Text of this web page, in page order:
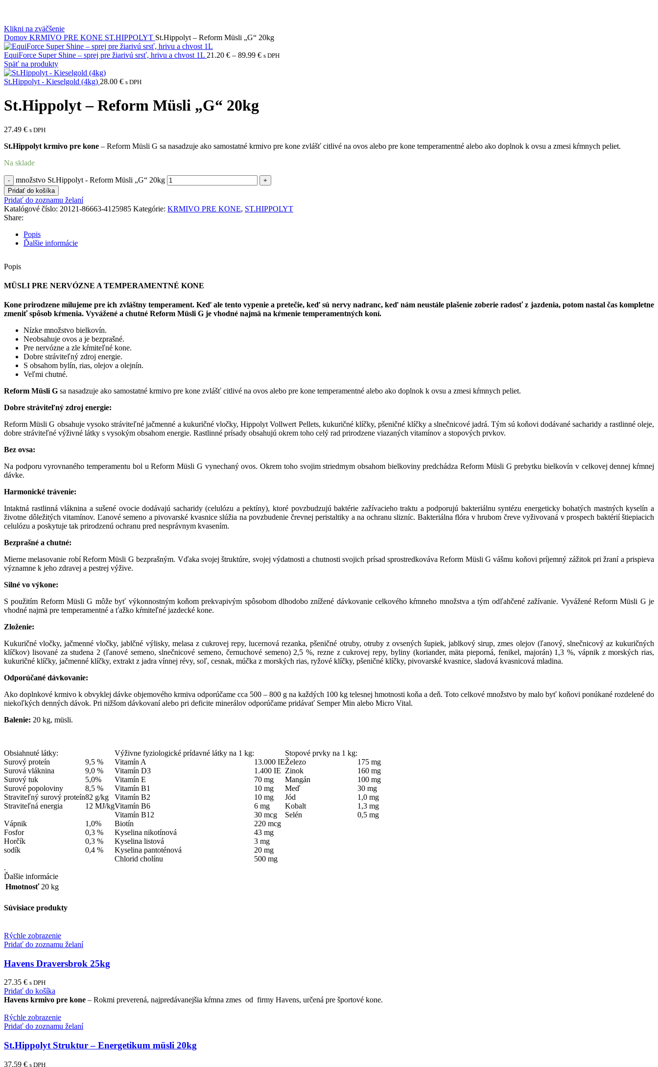
Klikni na zväčšenie
Domov KRMIVO PRE KONE ST.HIPPOLYT St.Hippolyt – Reform Müsli „G“ 20kg
EquiForce Super Shine – sprej pre žiarivú srsť, hrivu a chvost 1L 21.20 € – 89.99 € s DPH
Späť na produkty
St.Hippolyt - Kieselgold (4kg) 28.00 € s DPH
St.Hippolyt – Reform Müsli „G“ 20kg
27.49 € s DPH
St.Hippolyt krmivo pre kone – Reform Müsli G sa nasadzuje ako samostatné krmivo pre kone zvlášť citlivé na ovos alebo pre kone temperamentné alebo ako doplnok k ovsu a zmesi kŕmnych peliet.
Na sklade
množstvo St.Hippolyt - Reform Müsli „G“ 20kg
Pridať do košíka
Pridať do zoznamu želaní
Katalógové číslo: 20121-86663-4125985 Kategórie: KRMIVO PRE KONE, ST.HIPPOLYT
Share:
Popis
Ďalšie informácie
Popis
MÜSLI PRE NERVÓZNE A TEMPERAMENTNÉ KONE
Kone prirodzene milujeme pre ich zvláštny temperament. Keď ale tento vypenie a pretečie, keď sú nervy nadranc, keď nám neustále plašenie zoberie radosť z jazdenia, potom nastal čas kompletne
zmeniť spôsob kŕmenia. Vyvážené a chutné Reform Müsli G je vhodné najmä na kŕmenie temperamentných koní.
Nízke množstvo bielkovín.
Neobsahuje ovos a je bezprašné.
Pre nervózne a zle kŕmiteľné kone.
Dobre stráviteľný zdroj energie.
S obsahom bylín, rias, olejov a olejnín.
Veľmi chutné.
Reform Müsli G sa nasadzuje ako samostatné krmivo pre kone zvlášť citlivé na ovos alebo pre kone temperamentné alebo ako doplnok k ovsu a zmesi kŕmnych peliet.
Dobre stráviteľný zdroj energie:
Reform Müsli G obsahuje vysoko stráviteľné jačmenné a kukuričné ​​vločky, Hippolyt Vollwert Pellets, kukuričné ​​klíčky, pšeničné klíčky a slnečnicové jadrá. Tým sú koňovi dodávané sacharidy a rastlinné oleje,
dobre stráviteľné výživné látky s vysokým obsahom energie. Rastlinné prísady obsahujú okrem toho celý rad prirodzene viazaných vitamínov a stopových prvkov.
Bez ovsa:
Na podporu vyrovnaného temperamentu bol u Reform Müsli G vynechaný ovos. Okrem toho svojim striedmym obsahom bielkoviny predchádza Reform Müsli G prebytku bielkovín v celkovej dennej kŕmnej
dávke.
Harmonické trávenie:
Intaktná rastlinná vláknina a sušené ovocie dodávajú sacharidy (celulózu a pektíny), ktoré povzbudzujú baktérie zažívacieho traktu a podporujú bakteriálnu syntézu energeticky bohatých mastných kyselín a
životne dôležitých vitamínov. Ľanové semeno a pivovarské kvasnice slúžia na povzbudenie črevnej peristaltiky a na ochranu slizníc. Bakteriálna flóra v hrubom čreve vyživovaná v prospech baktérií štiepiacich
celulózu a poskytuje tak prirodzenú ochranu pred nesprávnym kvasením.
Bezprašné a chutné:
Mierne melasovanie robí Reform Müsli G bezprašným. Vďaka svojej štruktúre, svojej výdatnosti a chutnosti svojich prísad sprostredkováva Reform Müsli G vášmu koňovi príjemný zážitok pri žraní a prispieva
významne k jeho zdravej a pestrej výžive.
Silné vo výkone:
S použitím Reform Müsli G môže byť výkonnostným koňom prekvapivým spôsobom dlhodobo znížené dávkovanie celkového kŕmneho množstva a tým odľahčené zažívanie. Vyvážené Reform Müsli G je
vhodné najmä pre temperamentné a ťažko kŕmiteľné jazdecké kone.
Zloženie:
Kukuričné ​​vločky, jačmenné vločky, jablčné výlisky, melasa z cukrovej repy, lucernová rezanka, pšeničné otruby, otruby z ovsených šupiek, jablkový sirup, zmes olejov (ľanový, slnečnicový az kukuričných
klíčkov) lisované za studena 2 (ľanové semeno, slnečnicové semeno, černuchové semeno) 2,5 %, rezne z cukrovej repy, byliny (koriander, mäta pieporná, fenikel, majorán) 1,3 %, vápnik z morských rias,
kukuričné ​​klíčky, jačmenné klíčky, extrakt z jadra vínnej révy, soľ, cesnak, múčka z morských rias, ryžové klíčky, pšeničné klíčky, pivovarské kvasnice, sladová kvasnicová mladina.
Odporúčané dávkovanie:
Ako doplnkové krmivo k obvyklej dávke objemového krmiva odporúčame cca 500 – 800 g na každých 100 kg telesnej hmotnosti koňa a deň. Toto celkové množstvo by malo byť koňovi ponúkané rozdelené do
niekoľkých denných dávok. Pri nižšom dávkovaní alebo pri deficite minerálov odporúčame pridávať Semper Min alebo Micro Vital.
Balenie: 20 kg, müsli.
Obsiahnuté látky: Výživne fyziologické prídavné látky na 1 kg:
Stopové prvky na 1 kg:
Surový proteín
9,5 % Vitamín A 13.000 IEŽelezo
175 mg
Surová vláknina
9,0 % Vitamín D3 1.400 IE Zinok
160 mg
Surový tuk
5,0% Vitamín E 70 mg Mangán
100 mg
Surové popoloviny
8,5 % Vitamín B1 10 mg Meď
30 mg
Straviteľný surový proteín82 g/kg Vitamín B2 10 mg Jód
1,0 mg
Straviteľná energia
12 MJ/kgVitamín B6 6 mg Kobalt
1,3 mg
Vitamín B12
30 mcg Selén
0,5 mg
Vápnik
1,0% Biotín
220 mcg
Fosfor
0,3 % Kyselina nikotínová
43 mg
Horčík
0,3 % Kyselina listová
3 mg
sodík
0,4 % Kyselina pantoténová
20 mg
Chlorid cholínu
500 mg
.
Ďalšie informácie
Hmotnosť 20 kg
Súvisiace produkty
Rýchle zobrazenie
Pridať do zoznamu želaní
Havens Draversbrok 25kg
27.35 € s DPH
Pridať do košíka
Havens krmivo pre kone – Rokmi preverená, najpredávanejšia kŕmna zmes od firmy Havens, určená pre športové kone.
Rýchle zobrazenie
Pridať do zoznamu želaní
St.Hippolyt Struktur – Energetikum müsli 20kg
37.59 € s DPH